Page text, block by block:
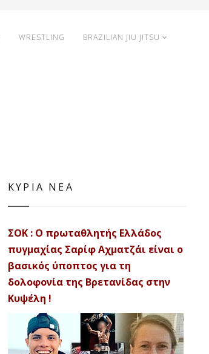
WRESTLING BRAZILIAN JIU JITSU
ΚΥΡΙΑ ΝΕΑ
ΣΟΚ : Ο πρωταθλητής Ελλάδος
πυγμαχίας Σαρίφ Αχματζάι είναι ο
βασικός ύποπτος για τη
δολοφονία της Βρετανίδας στην
Κυψέλη !